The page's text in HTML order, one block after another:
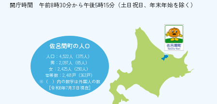
開庁時間
午前8時30分から午後5時15分 （土日祝日、年末年始を除く）
佐呂間町の人口
人口：4,522人（375人）
男：2,097人（85人）
女：2,425人（290人）
世帯数：2,481戸（363戸）
※（ ）内の数字は外国人の数
［令和8年7月31日現在］